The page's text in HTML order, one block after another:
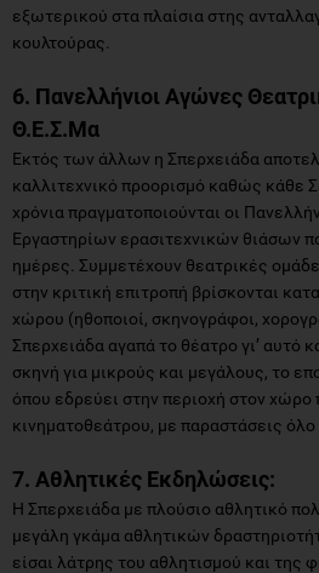
εξωτερικού στα πλαίσια στης
κουλτούρας.
6. Πανελλήνιοι Αγώνες
Θ.Ε.Σ.Μα
Εκτός των άλλων η Σπερχειάδα
καλλιτεχνικό προορισμό καθώς κάθε
χρόνια πραγματοποιούνται οι
Εργαστηρίων ερασιτεχνικών θιάσων
ημέρες. Συμμετέχουν θεατρικές
στην κριτική επιτροπή βρίσκονται
χώρου (ηθοποιοί, σκηνογράφοι,
Σπερχειάδα αγαπά το θέατρο γι’ αυτό
σκηνή για μικρούς και μεγάλους, το
όπου εδρεύει στην περιοχή στον χώρο
κινηματοθεάτρου, με παραστάσεις όλο
7. Αθλητικές Εκδηλώσεις:
Η Σπερχειάδα με πλούσιο αθλητικό
μεγάλη γκάμα αθλητικών
είσαι λάτρης του αθλητισμού και της